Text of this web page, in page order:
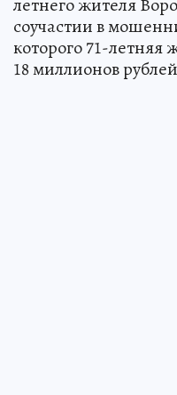
соучастии в
которого 71-
18 миллионов